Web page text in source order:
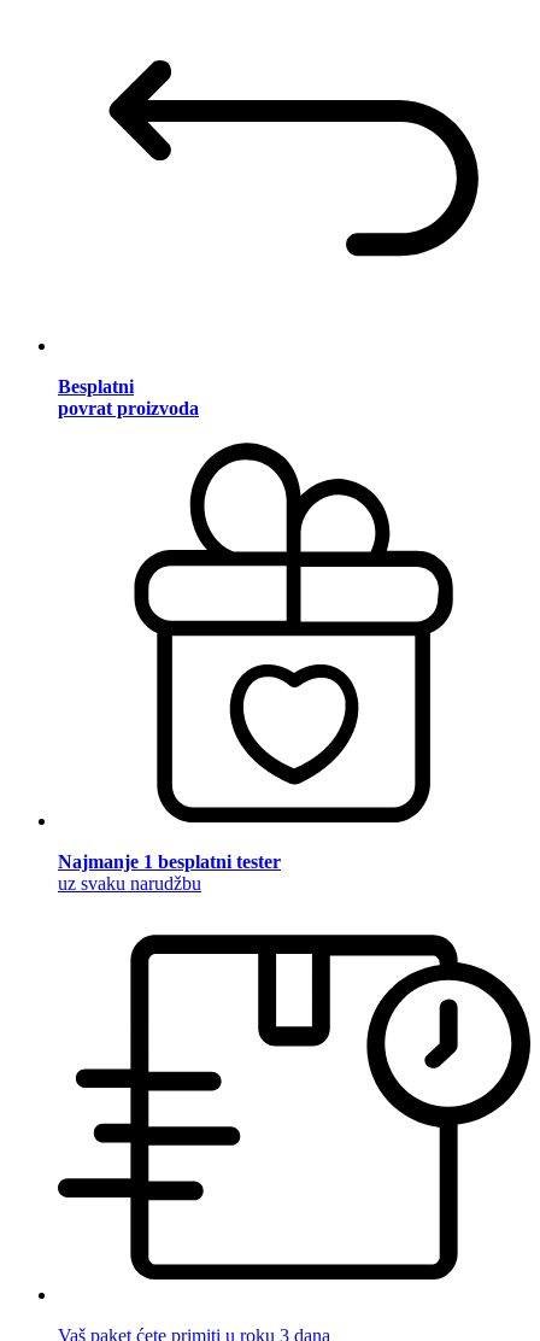
Besplatni
povrat proizvoda
Najmanje 1 besplatni tester
uz svaku narudžbu
Vaš paket ćete primiti u roku 3 dana